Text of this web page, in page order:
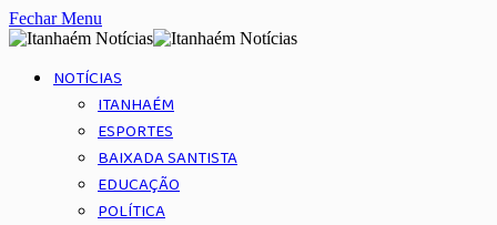
Fechar Menu
NOTÍCIAS
ITANHAÉM
ESPORTES
BAIXADA SANTISTA
EDUCAÇÃO
POLÍTICA